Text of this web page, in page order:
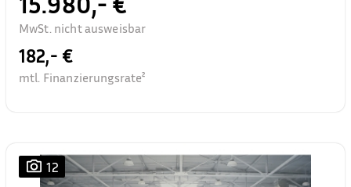
MwSt. nicht ausweisbar
182,- €
mtl. Finanzierungsrate²
12